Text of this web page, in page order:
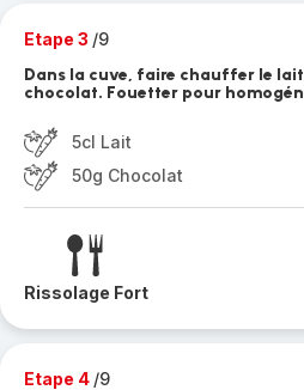
Etape 3 /9
Dans la cuve, faire chauffer le
chocolat. Fouetter pour
5cl Lait
50g Chocolat
Rissolage Fort
Etape 4 /9